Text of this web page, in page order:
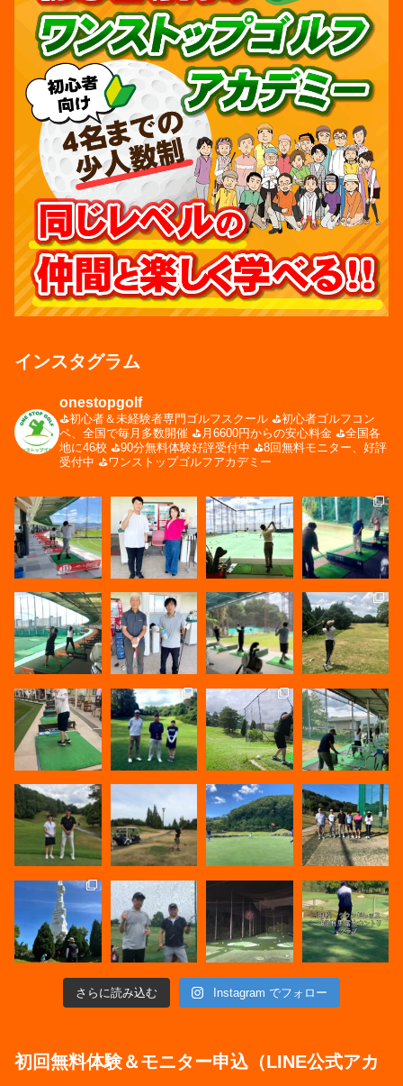
インスタグラム
onestopgolf
⛳️初心者＆未経験者専門ゴルフスクール ⛳️初心者ゴルフコン
ペ、全国で毎月多数開催 ⛳️月6600円からの安心料金 ⛳️全国各
地に46校 ⛳️90分無料体験好評受付中 ⛳️8回無料モニター、好評
受付中 ⛳️ワンストップゴルフアカデミー
さらに読み込む Instagram でフォロー
初回無料体験＆モニター申込（LINE公式アカ